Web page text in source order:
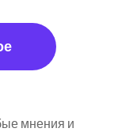
мнения и